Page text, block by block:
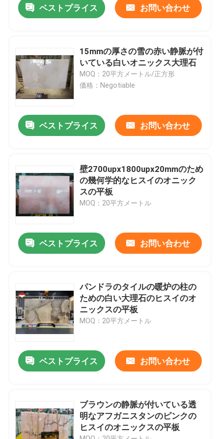
企業情報
接触
製品
花こう岩の石造りのタイル
炎にあてられた花こう岩の石
大理石の石造りの平板
大理石の石造りのタイル
ベストプライス お問い合わせ
15mmの厚さの雪の赤い静脈が付
いている白いオニックス大理石
MOQ：20平方メートル/正方形
価格：Negotiable
ベストプライス お問い合わせ
壁2700upx1800upx20mmのため
の幾何学的なヒスイのオニック
スの平板
MOQ：20平方メートル
ベストプライス お問い合わせ
パンドラのタイルの暖炉の柱の
ための白い大理石のヒスイのオ
ニックスの平板
MOQ：20平方メートル
ベストプライス お問い合わせ
ブラウンの静脈が付いている透
明なアフガニスタンのピンクの
ヒスイのオニックスの平板